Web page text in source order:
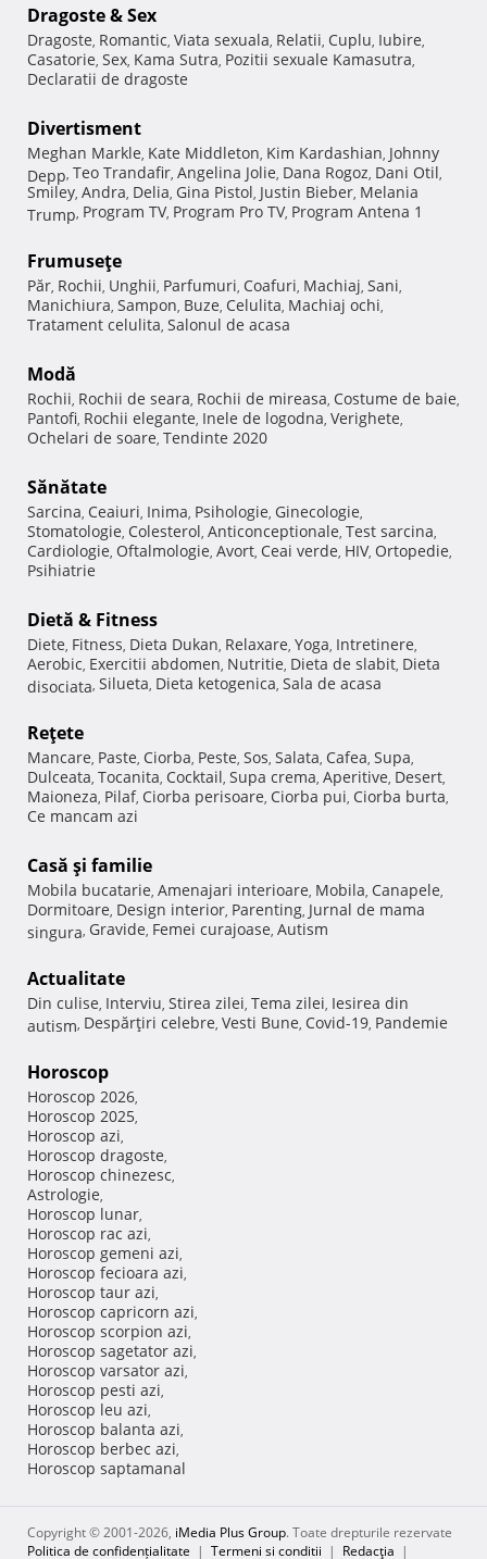
Dragoste & Sex
Dragoste, Romantic, Viata sexuala, Relatii, Cuplu, Iubire,
Casatorie, Sex, Kama Sutra, Pozitii sexuale Kamasutra,
Declaratii de dragoste
Divertisment
Meghan Markle, Kate Middleton, Kim Kardashian, Johnny
Depp, Teo Trandafir, Angelina Jolie, Dana Rogoz, Dani Otil,
Smiley, Andra, Delia, Gina Pistol, Justin Bieber, Melania
Trump, Program TV, Program Pro TV, Program Antena 1
Frumuseţe
Păr, Rochii, Unghii, Parfumuri, Coafuri, Machiaj, Sani,
Manichiura, Sampon, Buze, Celulita, Machiaj ochi,
Tratament celulita, Salonul de acasa
Modă
Rochii, Rochii de seara, Rochii de mireasa, Costume de baie,
Pantofi, Rochii elegante, Inele de logodna, Verighete,
Ochelari de soare, Tendinte 2020
Sănătate
Sarcina, Ceaiuri, Inima, Psihologie, Ginecologie,
Stomatologie, Colesterol, Anticonceptionale, Test sarcina,
Cardiologie, Oftalmologie, Avort, Ceai verde, HIV, Ortopedie,
Psihiatrie
Dietă & Fitness
Diete, Fitness, Dieta Dukan, Relaxare, Yoga, Intretinere,
Aerobic, Exercitii abdomen, Nutritie, Dieta de slabit, Dieta
disociata, Silueta, Dieta ketogenica, Sala de acasa
Reţete
Mancare, Paste, Ciorba, Peste, Sos, Salata, Cafea, Supa,
Dulceata, Tocanita, Cocktail, Supa crema, Aperitive, Desert,
Maioneza, Pilaf, Ciorba perisoare, Ciorba pui, Ciorba burta,
Ce mancam azi
Casă şi familie
Mobila bucatarie, Amenajari interioare, Mobila, Canapele,
Dormitoare, Design interior, Parenting, Jurnal de mama
singura, Gravide, Femei curajoase, Autism
Actualitate
Din culise, Interviu, Stirea zilei, Tema zilei, Iesirea din
autism, Despărţiri celebre, Vesti Bune, Covid-19, Pandemie
Horoscop
Horoscop 2026,
Horoscop 2025,
Horoscop azi,
Horoscop dragoste,
Horoscop chinezesc,
Astrologie,
Horoscop lunar,
Horoscop rac azi,
Horoscop gemeni azi,
Horoscop fecioara azi,
Horoscop taur azi,
Horoscop capricorn azi,
Horoscop scorpion azi,
Horoscop sagetator azi,
Horoscop varsator azi,
Horoscop pesti azi,
Horoscop leu azi,
Horoscop balanta azi,
Horoscop berbec azi,
Horoscop saptamanal
Copyright © 2001-2026, iMedia Plus Group. Toate drepturile rezervate
Politica de confidențialitate | Termeni si conditii | Redacţia |